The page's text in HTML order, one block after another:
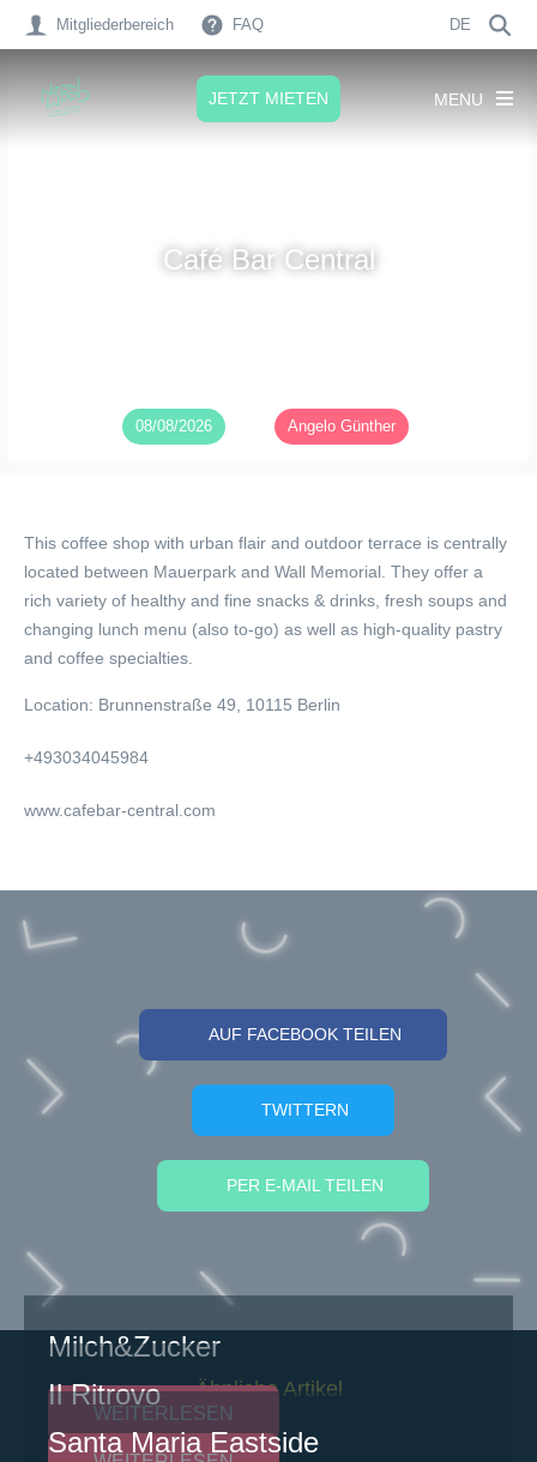
Mitgliederbereich FAQ DE
MENU
JETZT MIETEN
Café Bar Central
08/08/2026
Angelo Günther
This coffee shop with urban flair and outdoor terrace is centrally
located between Mauerpark and Wall Memorial. They offer a
rich variety of healthy and fine snacks & drinks, fresh soups and
changing lunch menu (also to-go) as well as high-quality pastry
and coffee specialties.
Location: Brunnenstraße 49, 10115 Berlin
+493034045984
www.cafebar-central.com
AUF FACEBOOK TEILEN
TWITTERN
PER E-MAIL TEILEN
Ähnliche Artikel
Milch&Zucker
WEITERLESEN
Il Ritrovo
Santa Maria Eastside